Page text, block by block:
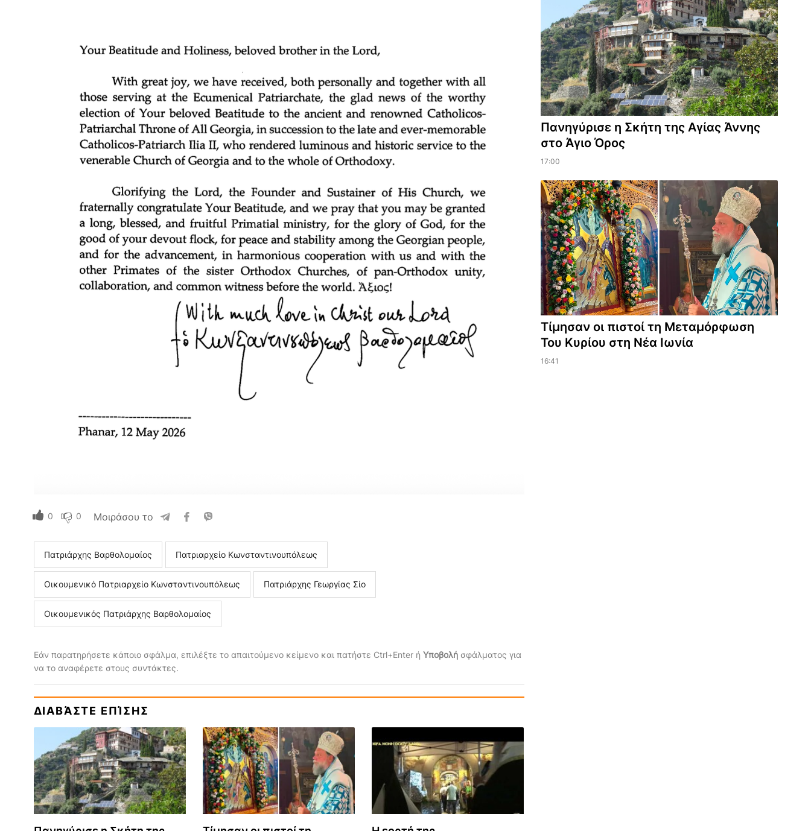
0 0 Μοιράσου το
Πατριάρχης Βαρθολομαίος Πατριαρχείο Κωνσταντινουπόλεως
Οικουμενικό Πατριαρχείο Κωνσταντινουπόλεως Πατριάρχης Γεωργίας Σίο
Οικουμενικός Πατριάρχης Βαρθολομαίος
Εάν παρατηρήσετε κάποιο σφάλμα, επιλέξτε το απαιτούμενο κείμενο και πατήστε Ctrl+Enter ή Υποβολήσφάλματος για
να το αναφέρετε στους συντάκτες.
ΔΙΑΒΆΣΤΕ ΕΠΊΣΗΣ
Πανηγύρισε η Σκήτη της Αγίας Άννης
στο Άγιο Όρος
17:00
Τίμησαν οι πιστοί τη Μεταμόρφωση
Του Κυρίου στη Νέα Ιωνία
16:41